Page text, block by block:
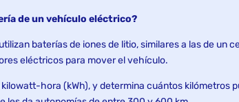
de un vehículo eléctrico?
baterías de iones de litio, similares a las de
eléctricos para mover el vehículo.
hora (kWh), y determina cuántos